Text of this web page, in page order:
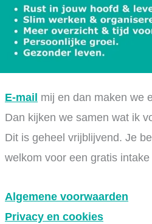
E-mail mij en dan maken we
Dan kijken we samen wat ik
Dit is geheel vrijblijvend. Je
welkom voor een gratis
Algemene voorwaarden
Privacy en cookies